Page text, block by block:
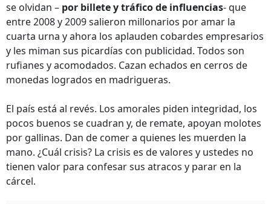
se olvidan – por billete y tráfico de influencias- que
entre 2008 y 2009 salieron millonarios por amar la
cuarta urna y ahora los aplauden cobardes empresarios
y les miman sus picardías con publicidad. Todos son
rufianes y acomodados. Cazan echados en cerros de
monedas logrados en madrigueras.
El país está al revés. Los amorales piden integridad, los
pocos buenos se cuadran y, de remate, apoyan molotes
por gallinas. Dan de comer a quienes les muerden la
mano. ¿Cuál crisis? La crisis es de valores y ustedes no
tienen valor para confesar sus atracos y parar en la
cárcel.